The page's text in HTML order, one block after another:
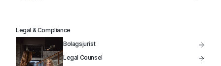
Legal & Compliance
Bolagsjurist
Legal Counsel